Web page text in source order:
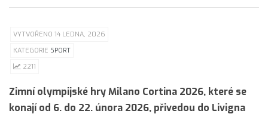
VYTVOŘENO 14 LEDNA, 2026
KATEGORIE SPORT
2211
Zimní olympijské hry Milano Cortina 2026, které se
konají od 6. do 22. února 2026, přivedou do Livigna